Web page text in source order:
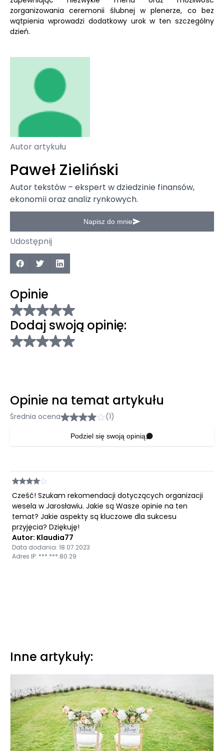
zorganizowania ceremonii ślubnej w plenerze, co bez
wątpienia wprowadzi dodatkowy urok w ten szczególny
dzień.
Autor artykułu
Paweł Zieliński
Autor tekstów – ekspert w dziedzinie finansów,
ekonomii oraz analiz rynkowych.
Napisz do mnie
Udostępnij
Opinie
Dodaj swoją opinię:
Opinie na temat artykułu
Średnia ocena (1)
Podziel się swoją opinią
Cześć! Szukam rekomendacji dotyczących organizacji
wesela w Jarosławiu. Jakie są Wasze opinie na ten
temat? Jakie aspekty są kluczowe dla sukcesu
przyjęcia? Dziękuję!
Autor: Klaudia77
Data dodania: 18.07.2023
Adres IP: ***.***.80.29
Inne artykuły: